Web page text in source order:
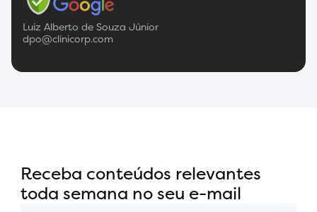
Luiz Alberto de Souza Júnior
dpo@clinicorp.com
Receba conteúdos relevantes
toda semana no seu e-mail